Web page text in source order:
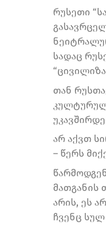
რუსეთი
სადაც
თან
არ აქვთ
– წერს
მათგანის
არის, ეს
ჩვენც